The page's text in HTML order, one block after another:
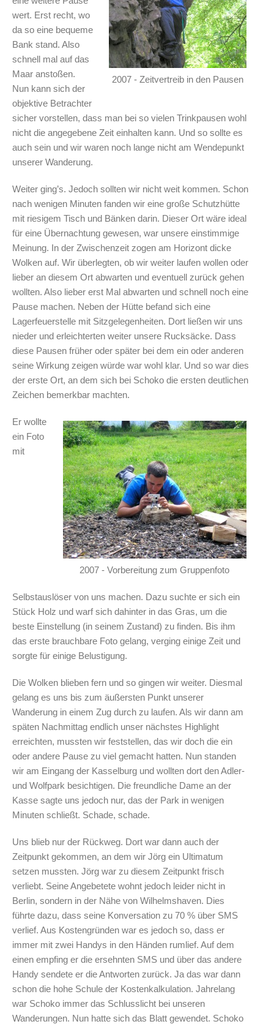
2007 - Zeitvertreib in den Pausen
wert. Erst recht, wo
da so eine bequeme
Bank stand. Also
schnell mal auf das
Maar anstoßen.
Nun kann sich der
objektive Betrachter
sicher vorstellen, dass man bei so vielen Trinkpausen wohl
nicht die angegebene Zeit einhalten kann. Und so sollte es
auch sein und wir waren noch lange nicht am Wendepunkt
unserer Wanderung.
Weiter ging’s. Jedoch sollten wir nicht weit kommen. Schon
nach wenigen Minuten fanden wir eine große Schutzhütte
mit riesigem Tisch und Bänken darin. Dieser Ort wäre ideal
für eine Übernachtung gewesen, war unsere einstimmige
Meinung. In der Zwischenzeit zogen am Horizont dicke
Wolken auf. Wir überlegten, ob wir weiter laufen wollen oder
lieber an diesem Ort abwarten und eventuell zurück gehen
wollten. Also lieber erst Mal abwarten und schnell noch eine
Pause machen. Neben der Hütte befand sich eine
Lagerfeuerstelle mit Sitzgelegenheiten. Dort ließen wir uns
nieder und erleichterten weiter unsere Rucksäcke. Dass
diese Pausen früher oder später bei dem ein oder anderen
seine Wirkung zeigen würde war wohl klar. Und so war dies
der erste Ort, an dem sich bei Schoko die ersten deutlichen
Zeichen bemerkbar machten.
2007 - Vorbereitung zum Gruppenfoto
Er wollte
ein Foto
mit
Selbstauslöser von uns machen. Dazu suchte er sich ein
Stück Holz und warf sich dahinter in das Gras, um die
beste Einstellung (in seinem Zustand) zu finden. Bis ihm
das erste brauchbare Foto gelang, verging einige Zeit und
sorgte für einige Belustigung.
Die Wolken blieben fern und so gingen wir weiter. Diesmal
gelang es uns bis zum äußersten Punkt unserer
Wanderung in einem Zug durch zu laufen. Als wir dann am
späten Nachmittag endlich unser nächstes Highlight
erreichten, mussten wir feststellen, das wir doch die ein
oder andere Pause zu viel gemacht hatten. Nun standen
wir am Eingang der Kasselburg und wollten dort den Adler-
und Wolfpark besichtigen. Die freundliche Dame an der
Kasse sagte uns jedoch nur, das der Park in wenigen
Minuten schließt. Schade, schade.
Uns blieb nur der Rückweg. Dort war dann auch der
Zeitpunkt gekommen, an dem wir Jörg ein Ultimatum
setzen mussten. Jörg war zu diesem Zeitpunkt frisch
verliebt. Seine Angebetete wohnt jedoch leider nicht in
Berlin, sondern in der Nähe von Wilhelmshaven. Dies
führte dazu, dass seine Konversation zu 70 % über SMS
verlief. Aus Kostengründen war es jedoch so, dass er
immer mit zwei Handys in den Händen rumlief. Auf dem
einen empfing er die ersehnten SMS und über das andere
Handy sendete er die Antworten zurück. Ja das war dann
schon die hohe Schule der Kostenkalkulation. Jahrelang
war Schoko immer das Schlusslicht bei unseren
Wanderungen. Nun hatte sich das Blatt gewendet. Schoko